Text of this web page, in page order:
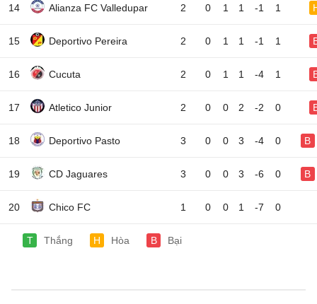
14 Alianza FC Valledupar 2 0 1 1 -1 1
15 Deportivo Pereira 2 0 1 1 -1 1
16 Cucuta 2 0 1 1 -4 1
17 Atletico Junior 2 0 0 2 -2 0
18 Deportivo Pasto 3 0 0 3 -4 0 B
19 CD Jaguares 3 0 0 3 -6 0 B
20 Chico FC 1 0 0 1 -7 0
T Thắng H Hòa B Bại